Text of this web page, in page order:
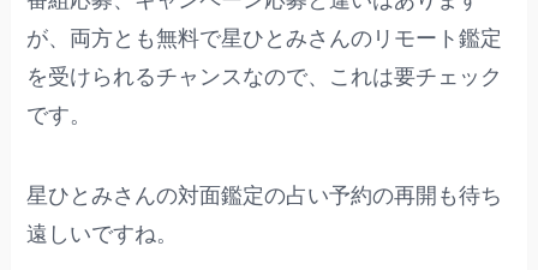
が、両方とも無料で星ひとみさんのリモート鑑定
を受けられるチャンスなので、これは要チェック
です。
星ひとみさんの対面鑑定の占い予約の再開も待ち
遠しいですね。